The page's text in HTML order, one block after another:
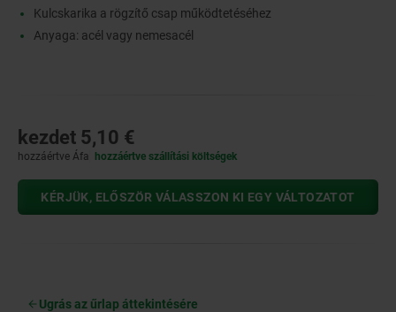
Kulcskarika a rögzítő csap működtetéséhez
Anyaga: acél vagy nemesacél
kezdet 5,10 €
hozzáértve Áfa hozzáértve szállítási költségek
KÉRJÜK, ELŐSZÖR VÁLASSZON KI EGY VÁLTOZATOT
Ugrás az űrlap áttekintésére